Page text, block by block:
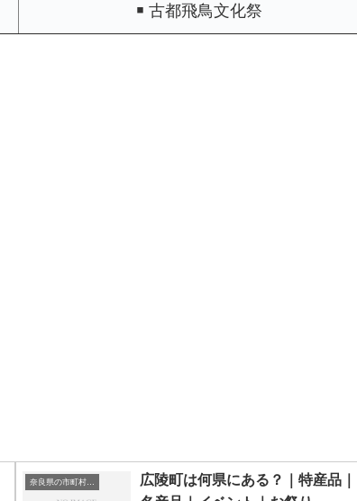
￭ 古都飛鳥文化祭
奈良県の市町村一覧
広陵町は何県にある？｜特産品｜